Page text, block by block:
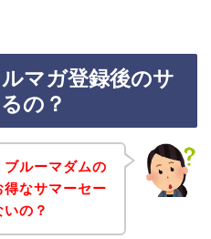
マガ登録後のサ
の？
ルーマダムの
なサマーセー
の？